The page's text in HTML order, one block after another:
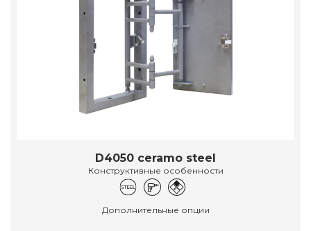
D4050 ceramo steel
Конструктивные особенности
Дополнительные опции